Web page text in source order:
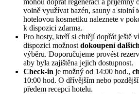
mohou dopřát regeneraci a příjemný
volně využívat bazén, sauny a stolní
hotelovou kosmetiku naleznete v
k dispozici zdarma.
Pro hosty, kteří si chtějí dopřát ještě
dispozici možnost dokoupení
výběru. Doporučujeme provést
aby byla zajištěna jejich dostupnost.
Check-in je možný od 14:00 hod.,
10:00 hod. O dřívějším nebo
předem recepci hotelu.